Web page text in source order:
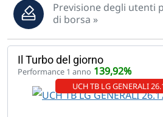
Previsione degli utenti
di borsa »
Il Turbo del giorno
Performance 1 anno 139,92%
UCH TB LG GENERALI